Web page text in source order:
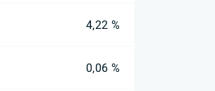
4,22 %
0,06 %